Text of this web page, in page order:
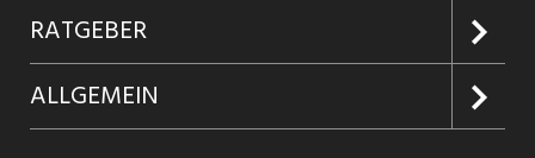
Jobabo
Firmen entdecken
Jobs in Graubünden
Kundenlogin
Inserieren
Produkte
RATGEBER
Glossar
ALLGEMEIN